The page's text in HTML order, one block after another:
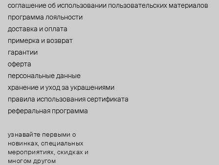
cоглашение об использовании пользовательских материалов
программа лояльности
доставка и оплата
примерка и возврат
гарантии
оферта
персональные данные
хранение и уход за украшениями
правила использования сертификата
реферальная программа
узнавайте первыми о
новинках, специальных
мероприятиях, скидках и
многом другом